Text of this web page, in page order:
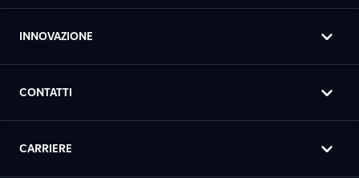
INNOVAZIONE
CONTATTI
CARRIERE